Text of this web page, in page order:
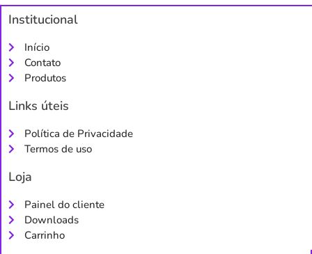
Institucional
Início
Contato
Produtos
Links úteis
Política de Privacidade
Termos de uso
Loja
Painel do cliente
Downloads
Carrinho